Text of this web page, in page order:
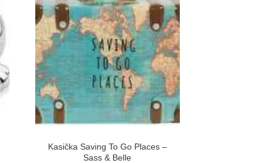
Kasička Saving To Go Places –
Sass & Belle